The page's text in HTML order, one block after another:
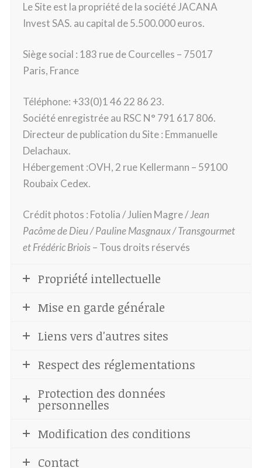
Le Site est la propriété de la société JACANA
Invest SAS. au capital de 5.500.000 euros.
Siège social : 183 rue de Courcelles – 75017
Paris, France
Téléphone: +33(0)1 46 22 86 23.
Société enregistrée au RSC N° 791 617 806.
Directeur de publication du Site : Emmanuelle
Delachaux.
Hébergement :OVH, 2 rue Kellermann – 59100
Roubaix Cedex.
Crédit photos : Fotolia / Julien Magre /Jean
Pacôme de Dieu / Pauline Masgnaux / Transgourmet
et Frédéric Briois– Tous droits réservés
Propriété intellectuelle
Mise en garde générale
Liens vers d'autres sites
Respect des réglementations
Protection des données
personnelles
Modification des conditions
Contact